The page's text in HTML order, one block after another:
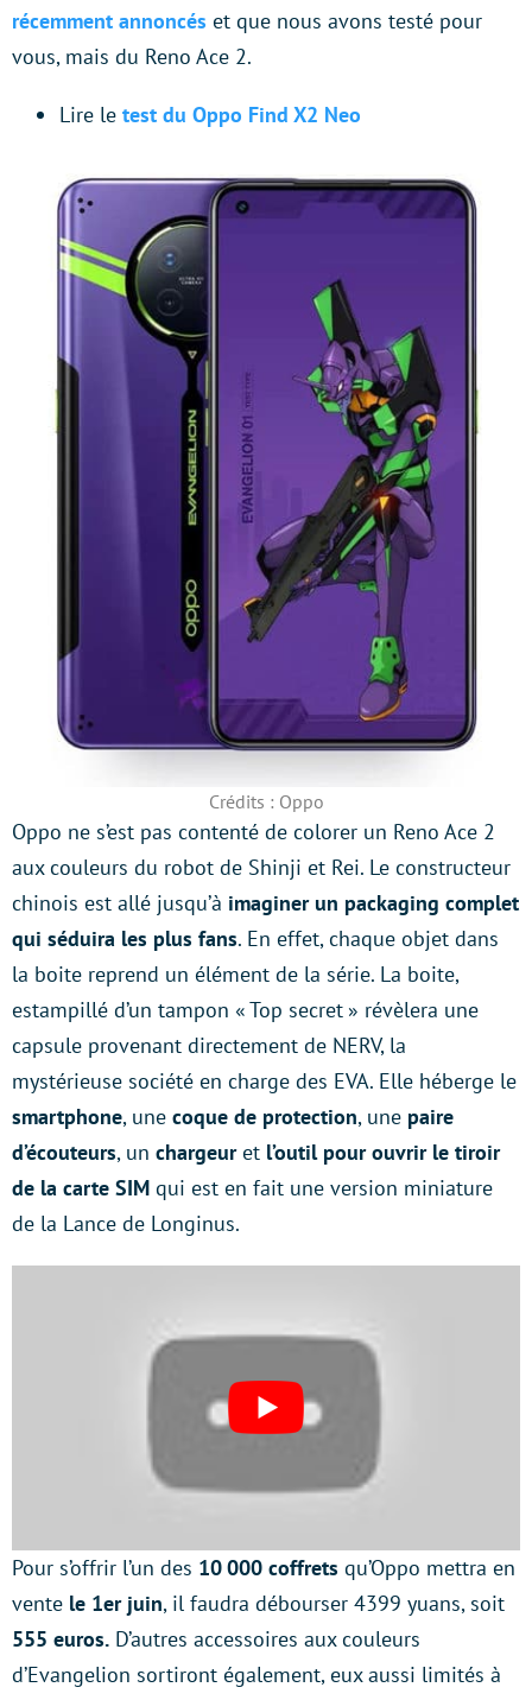
récemment annoncés et que nous avons testé pour
vous, mais du Reno Ace 2.
Lire le test du Oppo Find X2 Neo
Crédits : Oppo
Oppo ne s’est pas contenté de colorer un Reno Ace 2
aux couleurs du robot de Shinji et Rei. Le constructeur
chinois est allé jusqu’à imaginer un packaging complet
qui séduira les plus fans. En effet, chaque objet dans
la boite reprend un élément de la série. La boite,
estampillé d’un tampon « Top secret » révèlera une
capsule provenant directement de NERV, la
mystérieuse société en charge des EVA. Elle héberge le
smartphone, une coque de protection, une paire
d’écouteurs, un chargeuret l’outil pour ouvrir le tiroir
de la carte SIM qui est en fait une version miniature
de la Lance de Longinus.
Pour s’offrir l’un des 10 000 coffrets qu’Oppo mettra en
vente le 1er juin, il faudra débourser 4399 yuans, soit
555 euros. D’autres accessoires aux couleurs
d’Evangelion sortiront également, eux aussi limités à